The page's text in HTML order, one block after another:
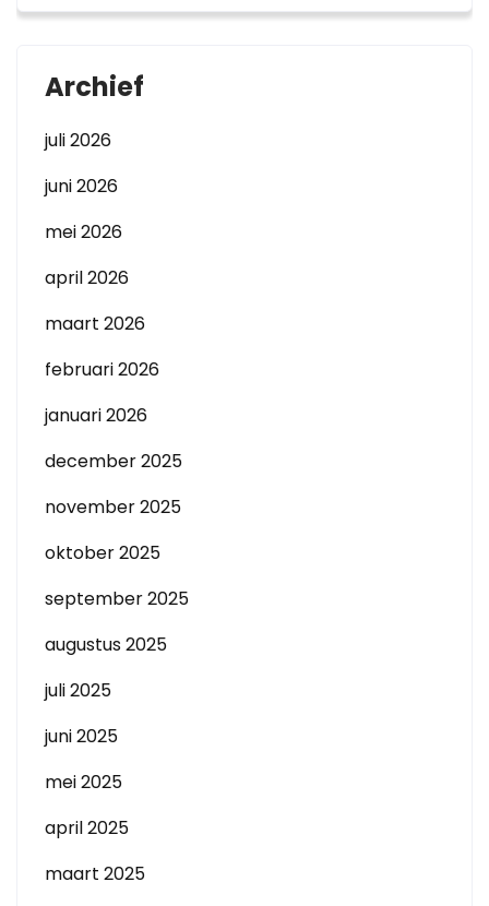
Archief
juli 2026
juni 2026
mei 2026
april 2026
maart 2026
februari 2026
januari 2026
december 2025
november 2025
oktober 2025
september 2025
augustus 2025
juli 2025
juni 2025
mei 2025
april 2025
maart 2025